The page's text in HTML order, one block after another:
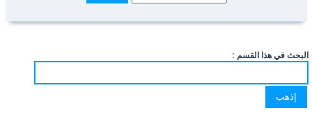
البحث في هذا القسم :